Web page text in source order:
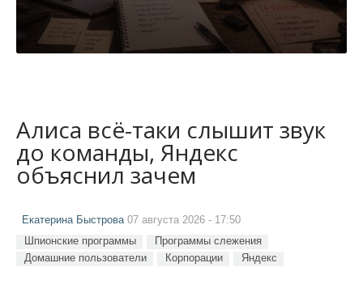
Алиса всё-таки слышит звук
до команды, Яндекс
объяснил зачем
Екатерина Быстрова07 августа 2026 - 17:50
Шпионские программы
Программы слежения
Домашние пользователи
Корпорации Яндекс